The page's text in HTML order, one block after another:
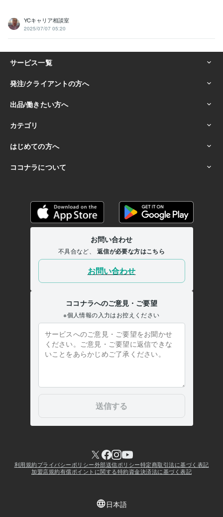
YCキャリア相談室
2025/07/07 05:20